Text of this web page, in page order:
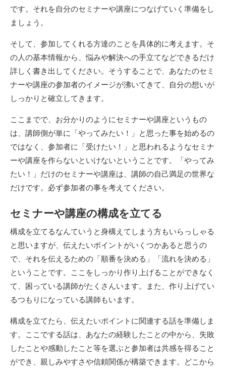
です。それを自分のセミナーや講座につなげていく準備をし
ましょう。
そして、参加してくれる方達のことを具体的に考えます。そ
の人の基本情報から、悩みや解決への手立てなどできるだけ
詳しく書き出してください。そうすることで、あなたのセミ
ナーや講座の参加者のイメージが沸いてきて、自分の想いが
しっかりと確立してきます。
ここまでで、お分かりのようにセミナーや講座というもの
は、講師側が単に「やってみたい！」と思った事を始めるの
ではなく、参加者に「受けたい！」と思われるようなセミナ
ーや講座を作らないといけないということです。「やってみ
たい！」だけのセミナーや講座は、講師の自己満足の世界な
だけです。必ず参加者の事を考えてください。
セミナーや講座の構成を立てる
構成を立てるなんていうと身構えてしまう方もいらっしゃる
と思いますが、伝えたいポイントがいくつかあると思うの
で、それを伝えるための「順番を決める」「流れを決める」
ということです。ここをしっかり作り上げることができなく
て、困っている講師がたくさんいます。また、作り上げてい
るつもりになっている講師もいます。
構成を立てたら、伝えたいポイントに関連する話を準備しま
す。ここでする話は、あなたの経験したことの中から、失敗
したことや感動したこと等を選ぶと参加者は共感を得ること
ができ、親しみやすさや信頼関係が構築できます。どこから